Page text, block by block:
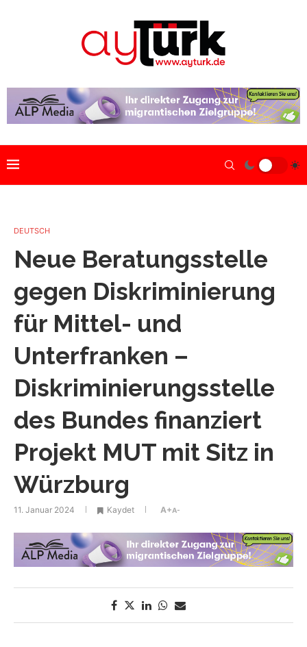
DEUTSCH
Neue Beratungsstelle
gegen Diskriminierung
für Mittel- und
Unterfranken –
Diskriminierungsstelle
des Bundes finanziert
Projekt MUT mit Sitz in
Würzburg
11. Januar 2024 Kaydet A+A-